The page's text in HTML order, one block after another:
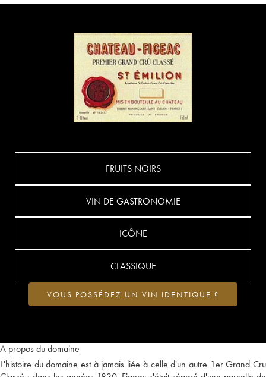
A propos du domaine
L'histoire du domaine est à jamais liée à celle d'un autre 1er Grand Cru
FRUITS NOIRS
VIN DE GASTRONOMIE
ICÔNE
CLASSIQUE
VOUS POSSÉDEZ UN VIN IDENTIQUE ?